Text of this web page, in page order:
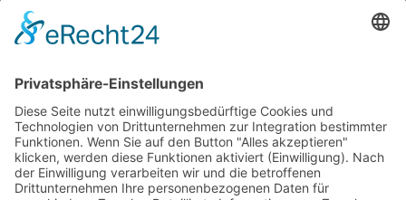
Lieferumfang
Varianten
Dokumente